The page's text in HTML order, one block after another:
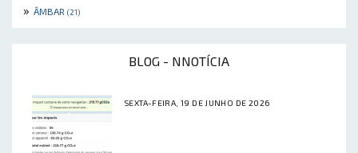
» ÂMBAR (21)
BLOG - NNOTÍCIA
SEXTA-FEIRA, 19 DE JUNHO DE 2026